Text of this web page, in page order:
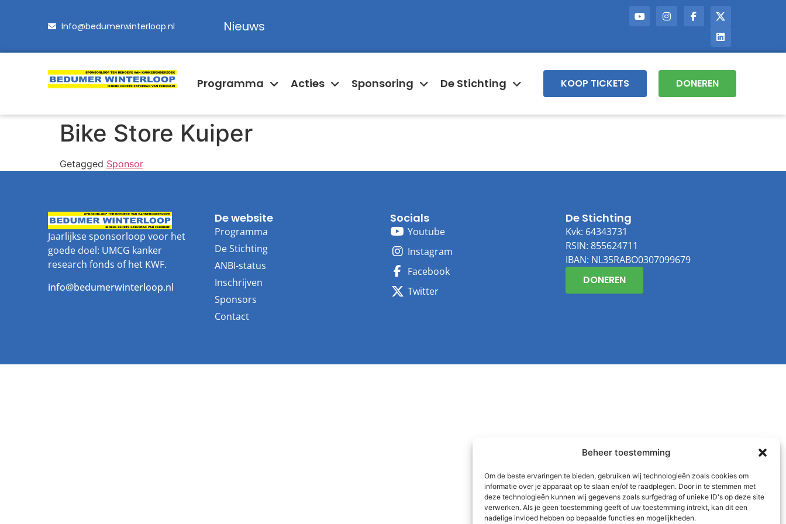
Beheer toestemming
Om de beste ervaringen te bieden, gebruiken wij technologieën zoals cookies om
informatie over je apparaat op te slaan en/of te raadplegen. Door in te stemmen met
deze technologieën kunnen wij gegevens zoals surfgedrag of unieke ID's op deze site
verwerken. Als je geen toestemming geeft of uw toestemming intrekt, kan dit een
nadelige invloed hebben op bepaalde functies en mogelijkheden.
Info@bedumerwinterloop.nl Nieuws
Programma Acties Sponsoring De Stichting KOOP TICKETS DONEREN
Bike Store Kuiper
Getagged Sponsor
Jaarlijkse sponsorloop voor het
goede doel: UMCG kanker
research fonds of het KWF.
info@bedumerwinterloop.nl
De website
Programma
De Stichting
ANBI-status
Inschrijven
Sponsors
Contact
Socials
Youtube
Instagram
Facebook
Twitter
De Stichting
Kvk: 64343731
RSIN: 855624711
IBAN: NL35RABO0307099679
DONEREN